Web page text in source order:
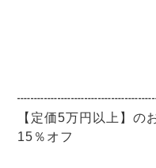
【定価5万円以上】の
15％オフ